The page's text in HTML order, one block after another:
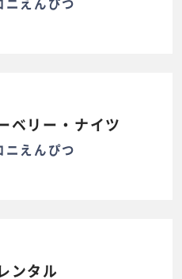
ニえんぴつ
ベリー・ナイツ
ニえんぴつ
ンタル